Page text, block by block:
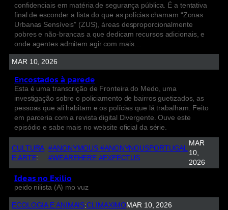
confidenciais em matéria de segurança pública. É a tentativa
final de esconder a lista do que as polícias chamam “Zonas
Urbanas Sensíveis” (ZUS), áreas desproporcionalmente
pobres e não-brancas a que dedicam recursos adicionais, e
onde agentes admitem agir com mais…
MAR 10, 2026
Encostados à parede
Esta é uma transcrição de Fronteira do Medo, uma
investigação sobre o policiamento de bairros guetizados, as
pessoas que ali habitam e os polícias que lá trabalham. Feito
em parceria com a revista digital Divergente. Ouve este
episódio e sabe mais no website oficial da série.
CULTURA
E ARTE:
#ANONYMOUS #ANONYNOUSPORTUGAL
#WEAREHERE #EXPECTUS
MAR
10,
2026
Ideas no Exilio
peido nilista (A) mo vuz
ECOLOGIA E ANIMAIS:CLIMAXIMOMAR 10, 2026